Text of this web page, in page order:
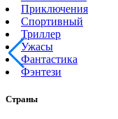
Приключения
Спортивный
Триллер
Ужасы
Фантастика
Фэнтези
Страны